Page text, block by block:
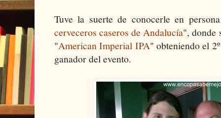
Tuve la suerte de conocerle en
cerveceros caseros de Andalucía", donde
"American Imperial IPA" obteniendo el
ganador del evento.